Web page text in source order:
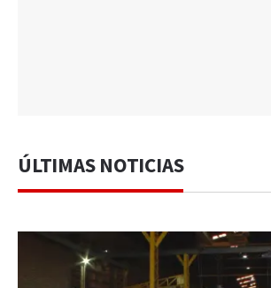
ÚLTIMAS NOTICIAS